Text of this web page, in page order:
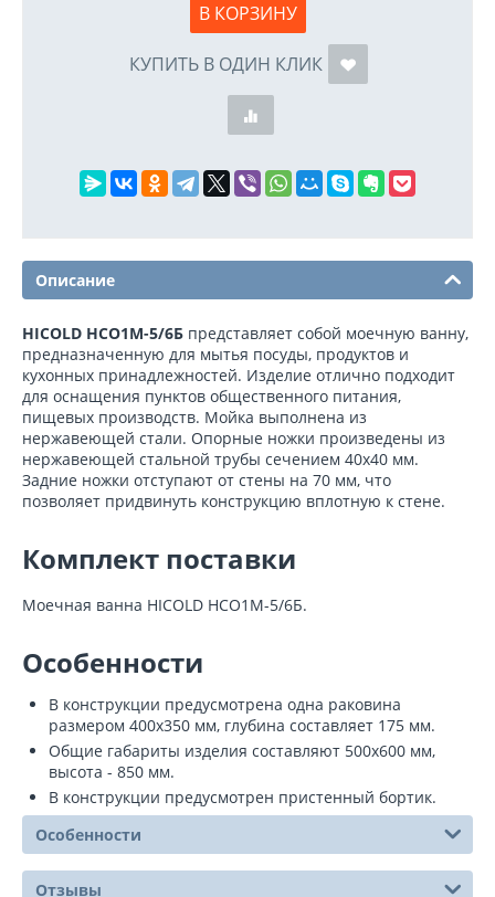
В КОРЗИНУ
КУПИТЬ В ОДИН КЛИК
Описание
HICOLD НСО1М-5/6Б представляет собой моечную ванну,
предназначенную для мытья посуды, продуктов и
кухонных принадлежностей. Изделие отлично подходит
для оснащения пунктов общественного питания,
пищевых производств. Мойка выполнена из
нержавеющей стали. Опорные ножки произведены из
нержавеющей стальной трубы сечением 40х40 мм.
Задние ножки отступают от стены на 70 мм, что
позволяет придвинуть конструкцию вплотную к стене.
Комплект поставки
Моечная ванна HICOLD НСО1М-5/6Б.
Особенности
В конструкции предусмотрена одна раковина
размером 400х350 мм, глубина составляет 175 мм.
Общие габариты изделия составляют 500х600 мм,
высота - 850 мм.
В конструкции предусмотрен пристенный бортик.
Особенности
Отзывы